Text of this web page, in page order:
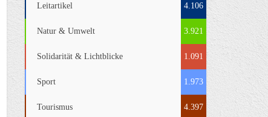
Leitartikel 4.106
Natur & Umwelt 3.921
Solidarität & Lichtblicke 1.091
Sport 1.973
Tourismus 4.397